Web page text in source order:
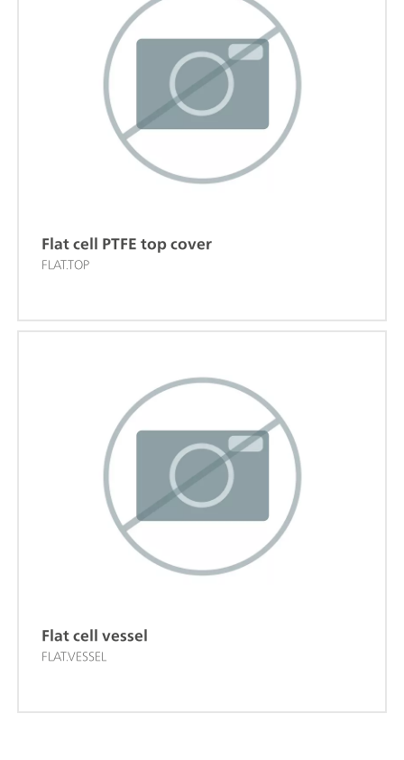
Flat cell PTFE top cover
FLAT.TOP
Flat cell vessel
FLAT.VESSEL